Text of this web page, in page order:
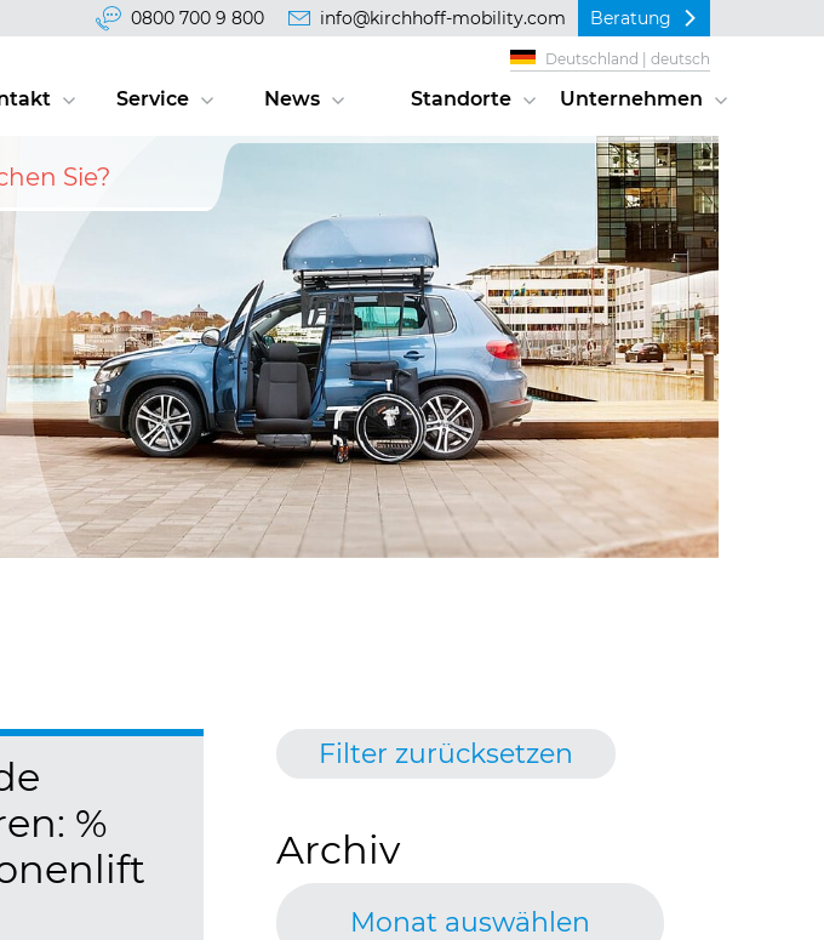
0800 700 9 800 info@kirchhoff-mobility.com Beratung
Service News Standorte Unternehmen
Deutschland | deutsch
%
Filter zurücksetzen
Archiv
Monat auswählen